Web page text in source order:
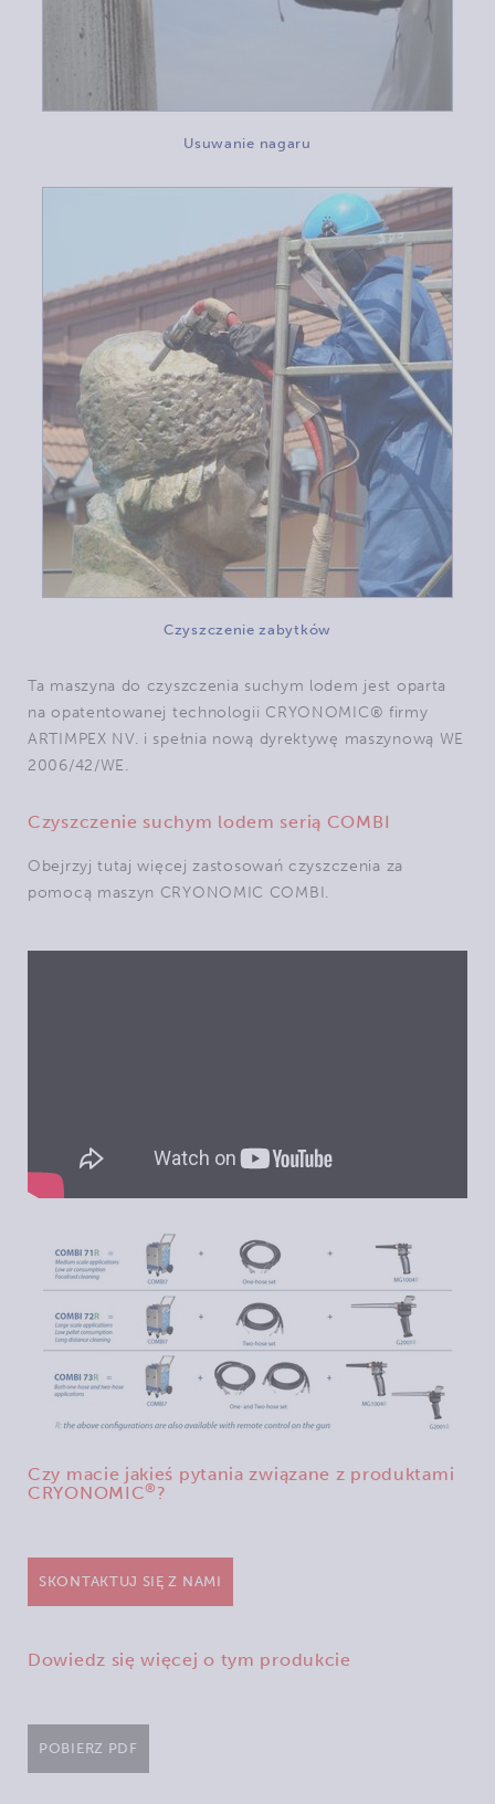
Usuwanie nagaru
Czyszczenie zabytków
Ta maszyna do czyszczenia suchym lodem jest oparta
na opatentowanej technologii CRYONOMIC® firmy
ARTIMPEX NV. i spełnia nową dyrektywę maszynową WE
2006/42/WE.
Czyszczenie suchym lodem serią COMBI
Obejrzyj tutaj więcej zastosowań czyszczenia za
pomocą maszyn CRYONOMIC COMBI.
Czy macie jakieś pytania związane z produktami
CRYONOMIC® ?
SKONTAKTUJ SIĘ Z NAMI
Dowiedz się więcej o tym produkcie
POBIERZ PDF